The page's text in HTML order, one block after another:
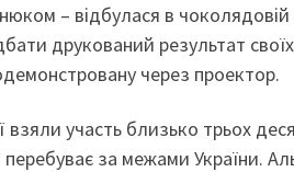
– відбулася в чоколядовій
друкований результат
через проектор.
взяли участь близько трьох
за межами України.